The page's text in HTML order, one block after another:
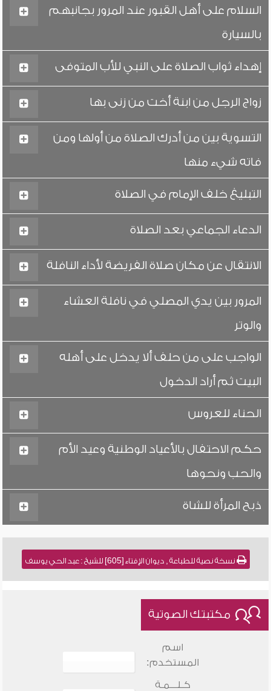
السلام على أهل القبور عند المرور بجانبهم
بالسيارة
إهداء ثواب الصلاة على النبي للأب المتوفى
زواج الرجل من ابنة أخت من زنى بها
التسوية بين من أدرك الصلاة من أولها ومن
فاته شيء منها
التبليغ خلف الإمام في الصلاة
الدعاء الجماعي بعد الصلاة
الانتقال عن مكان صلاة الفريضة لأداء النافلة
المرور بين يدي المصلي في نافلة العشاء
والوتر
الواجب على من حلف ألا يدخل على أهله
البيت ثم أراد الدخول
الحناء للعروس
حكم الاحتفال بالأعياد الوطنية وعيد الأم
والحب ونحوها
ذبح المرأة للشاة
نسخة نصية للطباعة , ديوان الإفتاء [605] للشيخ : عبد الحي يوسف
مكتبتك الصوتية
اسم
المستخدم:
كـلـــمـة